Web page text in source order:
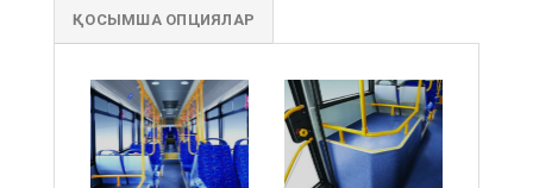
ҚОСЫМША ОПЦИЯЛАР